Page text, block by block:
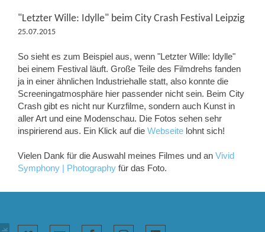
"Letzter Wille: Idylle" beim City Crash Festival Leipzig
25.07.2015
So sieht es zum Beispiel aus, wenn "Letzter Wille: Idylle"
bei einem Festival läuft. Große Teile des Filmdrehs fanden
ja in einer ähnlichen Industriehalle statt, also konnte die
Screeningatmosphäre hier passender nicht sein. Beim City
Crash gibt es nicht nur Kurzfilme, sondern auch Kunst in
aller Art und eine Modenschau. Die Fotos sehen sehr
inspirierend aus. Ein Klick auf die Webseite lohnt sich!
Vielen Dank für die Auswahl meines Filmes und an Vivid
Symphony | Photography für das Foto.